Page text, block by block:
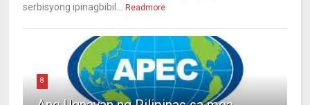
serbisyong ipinagbibil...
Readmore
8